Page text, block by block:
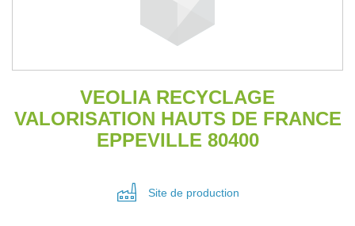
VEOLIA RECYCLAGE
VALORISATION HAUTS DE FRANCE
EPPEVILLE 80400
Site de production